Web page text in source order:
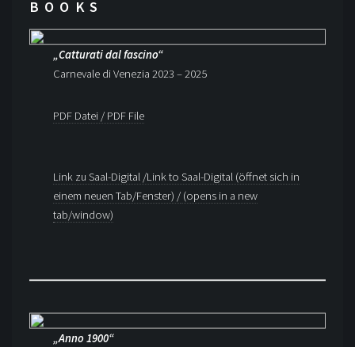
BOOKS
„Catturati dal fascino“
Carnevale di Venezia 2023 – 2025
PDF Datei / PDF File
Link zu Saal-Digital /Link to Saal-Digital (öffnet sich in
einem neuen Tab/Fenster) /(opens in a new
tab/window)
„Anno 1900“